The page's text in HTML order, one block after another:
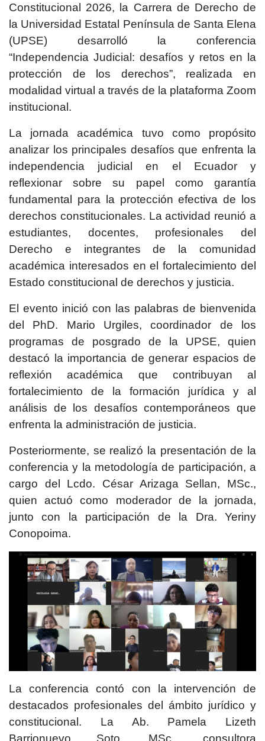
Constitucional 2026, la Carrera de Derecho de
la Universidad Estatal Península de Santa Elena
(UPSE) desarrolló la conferencia
“Independencia Judicial: desafíos y retos en la
protección de los derechos”, realizada en
modalidad virtual a través de la plataforma Zoom
institucional.
La jornada académica tuvo como propósito
analizar los principales desafíos que enfrenta la
independencia judicial en el Ecuador y
reflexionar sobre su papel como garantía
fundamental para la protección efectiva de los
derechos constitucionales. La actividad reunió a
estudiantes, docentes, profesionales del
Derecho e integrantes de la comunidad
académica interesados en el fortalecimiento del
Estado constitucional de derechos y justicia.
El evento inició con las palabras de bienvenida
del PhD. Mario Urgiles, coordinador de los
programas de posgrado de la UPSE, quien
destacó la importancia de generar espacios de
reflexión académica que contribuyan al
fortalecimiento de la formación jurídica y al
análisis de los desafíos contemporáneos que
enfrenta la administración de justicia.
Posteriormente, se realizó la presentación de la
conferencia y la metodología de participación, a
cargo del Lcdo. César Arizaga Sellan, MSc.,
quien actuó como moderador de la jornada,
junto con la participación de la Dra. Yeriny
Conopoima.
La conferencia contó con la intervención de
destacados profesionales del ámbito jurídico y
constitucional. La Ab. Pamela Lizeth
Barrionuevo Soto, MSc., consultora